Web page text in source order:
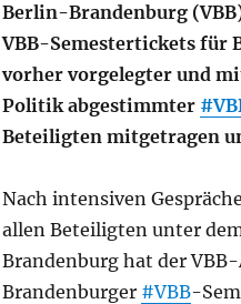
Berlin-Brandenburg
VBB-Semestertickets für
vorher vorgelegter und
Politik abgestimmter
Beteiligten mitgetragen
Nach intensiven
allen Beteiligten unter
Brandenburg hat der
Brandenburger #VBB-